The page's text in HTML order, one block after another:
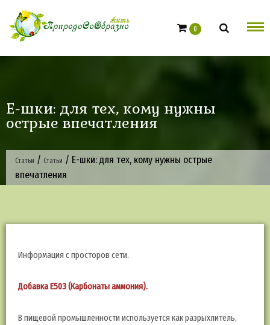
content
0
Е-шки: для тех, кому нужны
острые впечатления
Статьи / Статьи / Е-шки: для тех, кому нужны острые
впечатления
Информация с просторов сети.
Добавка Е503 (Карбонаты аммония).
В пищевой промышленности используется как разрыхлитель,